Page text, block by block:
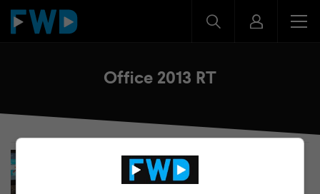
Office 2013 RT
22 FEBRUARI 2013
Review: Microsoft Surface RT